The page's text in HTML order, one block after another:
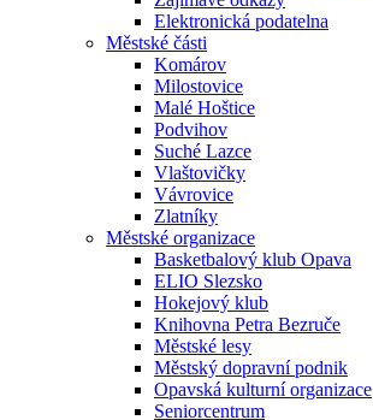
Elektronická podatelna
Městské části
Komárov
Milostovice
Malé Hoštice
Podvihov
Suché Lazce
Vlaštovičky
Vávrovice
Zlatníky
Městské organizace
Basketbalový klub Opava
ELIO Slezsko
Hokejový klub
Knihovna Petra Bezruče
Městské lesy
Městský dopravní podnik
Opavská kulturní organizace
Seniorcentrum